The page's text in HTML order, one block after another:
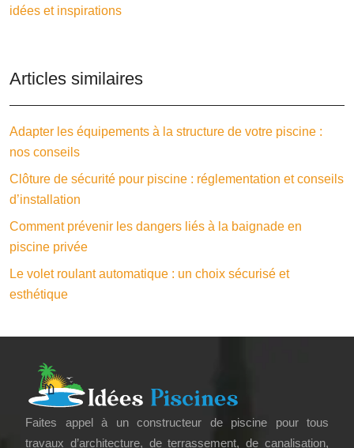
idées et inspirations
Articles similaires
Adapter les équipements à la structure de votre piscine :
nos conseils
Clôture de sécurité pour piscine : réglementation et conseils
d’installation
Comment prévenir les dangers liés à la baignade en
piscine privée
Le volet roulant automatique : un choix sécurisé et
esthétique
Faites appel à un constructeur de piscine pour tous
travaux d’architecture, de terrassement, de canalisation,